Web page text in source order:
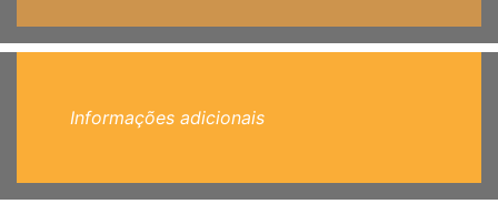
Informações adicionais